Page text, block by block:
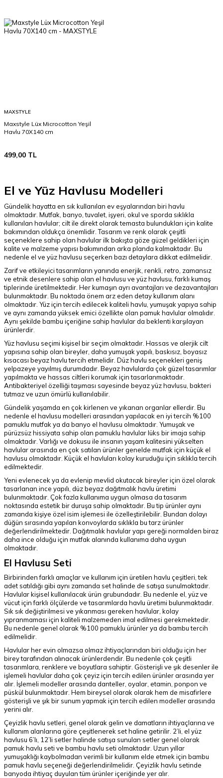
MAXSTYLE
Maxstyle Lüx Microcotton Yeşil
Havlu 70X140 cm
499,00 TL
El ve Yüz Havlusu Modelleri
Gündelik hayatta en sık kullanılan ev eşyalarından biri havlu
olmaktadır. Mutfak, banyo, tuvalet, işyeri, okul ve sporda sıklıkla
kullanılan havlular; cilt ile direkt olarak temasta bulundukları için kalite
bakımından oldukça önemlidir. Tasarım ve renk olarak çeşitli
seçeneklere sahip olan havlular ilk bakışta göze güzel geldikleri için
kalite ve malzeme yapısı bakımından arka planda kalmaktadır. Bu
nedenle el ve yüz havlusu seçerken bazı detaylara dikkat edilmelidir.
Zarif ve etkileyici tasarımların yanında enerjik, renkli, retro, zamansız
ve etnik desenlere sahip olan el havlusu ve yüz havlusu, farklı kumaş
tiplerinde üretilmektedir. Her kumaşın ayrı avantajları ve dezavantajları
bulunmaktadır. Bu noktada önem arz eden detay kullanım alanı
olmaktadır. Yüz için tercih edilecek kaliteli havlu, yumuşak yapıya sahip
ve aynı zamanda yüksek emici özellikte olan pamuk havlular olmalıdır.
Aynı şekilde bambu içeriğine sahip havlular da beklenti karşılayan
ürünlerdir.
Yüz havlusu seçimi kişisel bir seçim olmaktadır. Hassas ve alerjik cilt
yapısına sahip olan bireyler, daha yumuşak yapılı, baskısız, boyasız
kısacası beyaz havlu tercih etmelidir. Düz havlu seçenekleri geniş
yelpazeye yayılmış durumdadır. Beyaz havlularda çok güzel tasarımlar
yapılmakta ve hassas ciltleri korumak için tasarlanmaktadır.
Antibakteriyel özelliği taşıması sayesinde beyaz yüz havlusu, bakteri
tutmaz ve uzun ömürlü kullanılabilir.
Gündelik yaşamda en çok kirlenen ve yıkanan organlar ellerdir. Bu
nedenle el havlusu modelleri arasından yapılacak en iyi tercih %100
pamuklu mutfak ya da banyo el havlusu olmaktadır. Yumuşak ve
pürüzsüz hissiyata sahip olan pamuklu havlular lüks bir imaja sahip
olmaktadır. Varlığı ve dokusu ile insanın yaşam kalitesini yükselten
havlular arasında en çok satılan ürünler genelde mutfak için küçük el
havlusu olmaktadır. Küçük el havluları kolay kuruduğu için sıklıkla tercih
edilmektedir.
Yeni evlenecek ya da evlenip mevlid okutacak bireyler için özel olarak
tasarlanan ince yapılı, düz beyaz dağıtmalık havlu üretimi
bulunmaktadır. Çok fazla kullanıma uygun olmasa da tasarım
noktasında estetik bir duruşa sahip olmaktadır. Bu tip ürünler aynı
zamanda kişiye özel isim işlemesi ile özelleştirilebilir. Bundan dolayı
düğün sırasında yapılan konvoylarda sıklıkla bu tarz ürünler
değerlendirilmektedir. Dağıtmalık havlular yapı gereği normalden biraz
daha ince olduğu için mutfak alanında kullanıma daha uygun
olmaktadır.
El Havlusu Seti
Birbirinden farklı amaçlar ve kullanım için üretilen havlu çeşitleri, tek
adet satıldığı gibi aynı zamanda set halinde de satışa sunulmaktadır.
Havlular kişisel kullanılacak ürün grubundadır. Bu nedenle el, yüz ve
vücut için farklı ölçülerde ve tasarımlarda havlu üretimi bulunmaktadır.
Sık sık değiştirilmesi ve yıkanması gereken havlular, kolay
yıpranmaması için kaliteli malzemeden imal edilmesi gerekmektedir.
Bu nedenle genel olarak %100 pamuklu ürünler ya da bambu tercih
edilmelidir.
Havlular her evin olmazsa olmaz ihtiyaçlarından biri olduğu için her
birey tarafından alınacak ürünlerdendir. Bu nedenle çok çeşitli
tasarımlara, renklere ve boyutlara sahiptir. Gösterişli ve şık desenler ile
işlemeli havlular daha çok çeyiz için tercih edilen ürünler arasında yer
alır. İşlemeli modeller arasında danteller, oyalar, etamin, ponpon ve
püskül bulunmaktadır. Hem bireysel olarak olarak hem de misafirlere
gösterişli ve şık bir sunum yapmak için tercih edilen modeller arasında
yerini alır.
Çeyizlik havlu setleri, genel olarak gelin ve damatların ihtiyaçlarına ve
kullanım alanlarına göre çeşitlenerek set haline getirilir. 2’li, el yüz
havlusu 6’lı, 12’li setler halinde satışa sunulan setler genel olarak
pamuk havlu seti ve bambu havlu seti olmaktadır. Uzun yıllar
yumuşaklığı kaybolmadan verimli bir kullanım elde etmek için bambu
pamuk havlu seçeneği değerlendirilmelidir. Çeyizlik havlu setinde
banyoda ihtiyaç duyulan tüm ürünler içeriğinde yer alır.